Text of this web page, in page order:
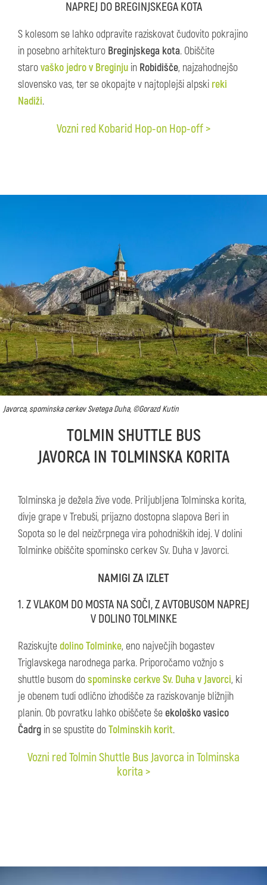
NAPREJ DO BREGINJSKEGA KOTA
S kolesom se lahko odpravite raziskovat čudovito pokrajino
in posebno arhitekturo Breginjskega kota. Obiščite
starovaško jedro v Breginju in Robidišče, najzahodnejšo
slovensko vas, ter se okopajte v najtoplejši alpski reki
Nadiži.
Vozni red Kobarid Hop-on Hop-off >
Javorca, spominska cerkev Svetega Duha, ©Gorazd Kutin
TOLMIN SHUTTLE BUS
JAVORCA IN TOLMINSKA KORITA
Tolminska je dežela žive vode. Priljubljena Tolminska korita,
divje grape v Trebuši, prijazno dostopna slapova Beri in
Sopota so le del neizčrpnega vira pohodniških idej. V dolini
Tolminke obiščite spominsko cerkev Sv. Duha v Javorci.
NAMIGI ZA IZLET
1. Z VLAKOM DO MOSTA NA SOČI, Z AVTOBUSOM NAPREJ
V DOLINO TOLMINKE
Raziskujtedolino Tolminke, eno največjih bogastev
Triglavskega narodnega parka. Priporočamo vožnjo s
shuttle busom dospominske cerkve Sv. Duha v Javorci, ki
je obenem tudi odlično izhodišče za raziskovanje bližnjih
planin. Ob povratku lahko obiščete šeekološko vasico
Čadrg in se spustite doTolminskih korit.
Vozni red Tolmin Shuttle Bus Javorca in Tolminska
korita >